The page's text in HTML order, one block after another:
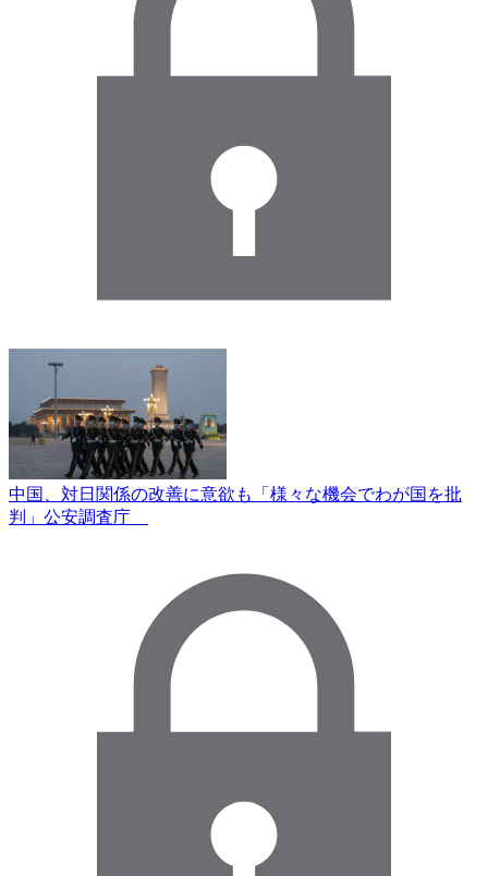
中国、対日関係の改善に意欲も「様々な機会でわが国を批
判」公安調査庁